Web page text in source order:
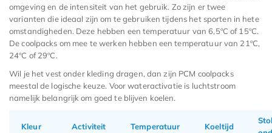
omgeving en de intensiteit van het gebruik. Zo zijn er twee
varianten die ideaal zijn om te gebruiken tijdens het sporten in hete
omstandigheden. Deze hebben een temperatuur van 6,5ºC of 15ºC.
De coolpacks om mee te werken hebben een temperatuur van 21ºC,
24ºC of 29ºC.
Wil je het vest onder kleding dragen, dan zijn PCM coolpacks
meestal de logische keuze. Voor wateractivatie is luchtstroom
namelijk belangrijk om goed te blijven koelen.
Kleur Activiteit Temperatuur Koeltijd